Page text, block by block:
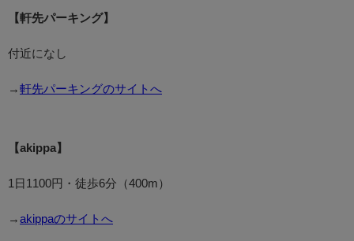
【軒先パーキング】
付近になし
→ 軒先パーキングのサイトへ
【akippa】
1日1100円・徒歩6分（400m）
→ akippaのサイトへ